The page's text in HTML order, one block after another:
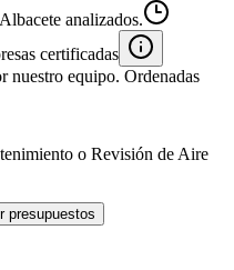
analizados.
certificadas
nuestro equipo. Ordenadas
o Revisión de Aire
presupuestos